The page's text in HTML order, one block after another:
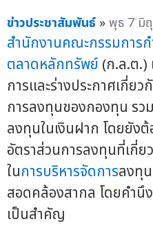
ข่าวประชาสัมพันธ์ »พุธ 7 มิ
สำนักงานคณะกรรมการ
ตลาดหลักทรัพย์ (ก.ล.ต.)
การและร่างประกาศเกี่ย
การลงทุนของกองทุน รว
ลงทุนในเงินฝาก โดยยัง
อัตราส่วนการลงทุนที่เกี่
ในการบริหารจัดการลงทุ
สอดคล้องสากล โดยคำนึ
เป็นสำคัญ